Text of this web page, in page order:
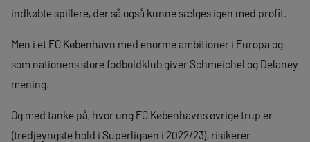
indkøbte spillere, der så også kunne sælges igen med profit.
Men i et FC København med enorme ambitioner i Europa og
som nationens store fodboldklub giver Schmeichel og Delaney
mening.
Og med tanke på, hvor ung FC Københavns øvrige trup er
(tredjeyngste hold i Superligaen i 2022/23), risikerer